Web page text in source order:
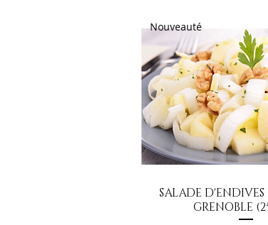
Aperçu
Nouveauté
SALADE
GRENOBLE